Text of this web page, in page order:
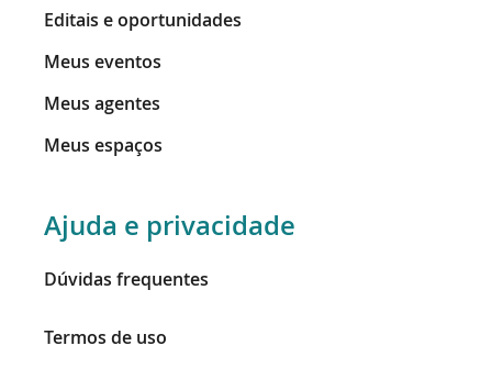
Editais e oportunidades
Meus eventos
Meus agentes
Meus espaços
Ajuda e privacidade
Dúvidas frequentes
Termos de uso